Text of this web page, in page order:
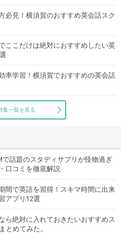
必見！横須賀のおすすめ英会話スク
ここだけは絶対におすすめしたい英
率学習！横須賀でおすすめの英会話
集一覧を見る
で話題のスタディサプリが怪物過ぎ
口コミを徹底解説
間で英語を習得！スキマ時間に出来
アプリ12選
ら絶対に入れておきたいおすすめス
とめてみた。